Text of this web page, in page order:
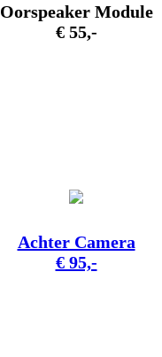
Oorspeaker Module
€ 55,-
Achter Camera
€ 95,-